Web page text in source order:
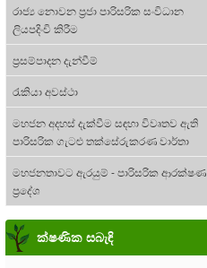
රාජ්‍ය නොවන ප්‍රජා පාරිසරික සංවිධාන
ලියපදිංචි කිරීම
ප්‍රසම්පාදන දැන්වීම්
රැකියා අවස්ථා
මහජන අදහස් දැක්වීම සඳහා විවෘතව ඇති
පාරිසරික ගැටළු තක්සේරුකරණ වාර්තා
මහජනතාවට ඇරයුම් - පාරිසරික ආරක්ෂණ
ප්‍රදේශ
ක්ෂණික සබැඳි